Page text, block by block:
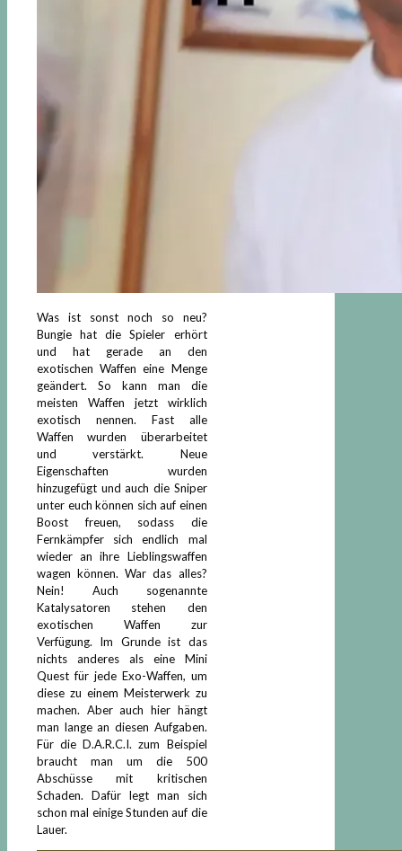
Was ist sonst noch so neu?
Bungie hat die Spieler erhört
und hat gerade an den
exotischen Waffen eine Menge
geändert. So kann man die
meisten Waffen jetzt wirklich
exotisch nennen. Fast alle
Waffen wurden überarbeitet
und verstärkt. Neue
Eigenschaften wurden
hinzugefügt und auch die Sniper
unter euch können sich auf einen
Boost freuen, sodass die
Fernkämpfer sich endlich mal
wieder an ihre Lieblingswaffen
wagen können. War das alles?
Nein! Auch sogenannte
Katalysatoren stehen den
exotischen Waffen zur
Verfügung. Im Grunde ist das
nichts anderes als eine Mini
Quest für jede Exo-Waffen, um
diese zu einem Meisterwerk zu
machen. Aber auch hier hängt
man lange an diesen Aufgaben.
Für die D.A.R.C.I. zum Beispiel
braucht man um die 500
Abschüsse mit kritischen
Schaden. Dafür legt man sich
schon mal einige Stunden auf die
Lauer.